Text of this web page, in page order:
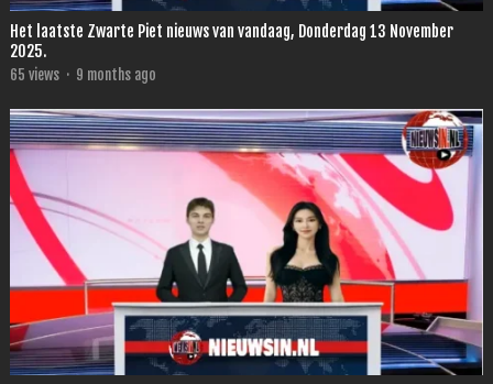
Het laatste Zwarte Piet nieuws van vandaag, Donderdag 13 November
2025.
65 views · 9 months ago